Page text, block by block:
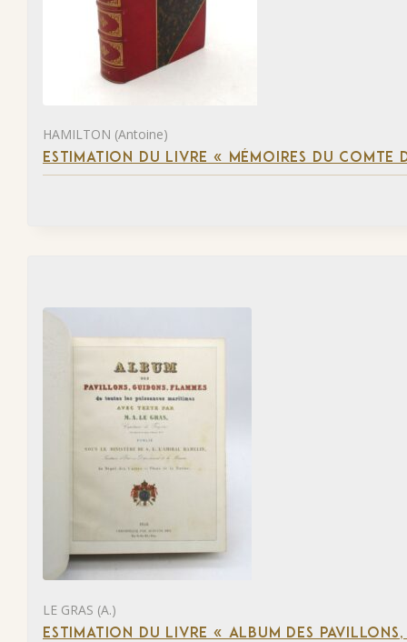
HAMILTON (Antoine)
ESTIMATION DU LIVRE « MÉMOIRES DU COMTE
LE GRAS (A.)
ESTIMATION DU LIVRE « ALBUM DES